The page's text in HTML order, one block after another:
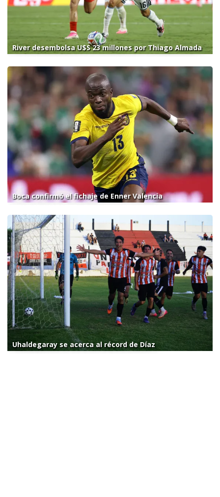
River desembolsa U$S 23 millones por Thiago Almada
Boca confirmó el fichaje de Enner Valencia
Uhaldegaray se acerca al récord de Díaz